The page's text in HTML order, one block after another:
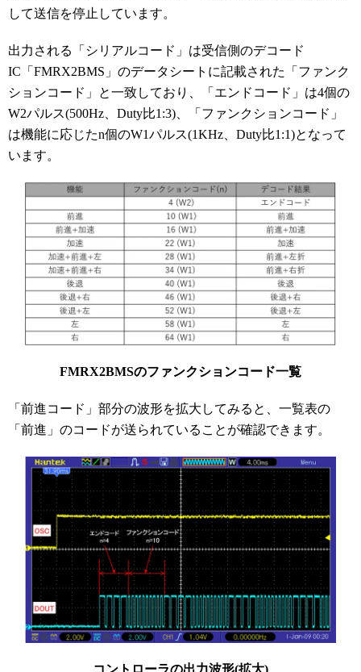
して送信を停止しています。
出力される「シリアルコード」は受信側のデコード
IC「FMRX2BMS」のデータシートに記載された「ファンク
ションコード」と一致しており、「エンドコード」は4個の
W2パルス(500Hz、Duty比1:3)、「ファンクションコード」
は機能に応じたn個のW1パルス(1KHz、Duty比1:1)となって
います。
FMRX2BMSのファンクションコード一覧
「前進コード」部分の波形を拡大してみると、一覧表の
「前進」のコードが送られていることが確認できます。
コントローラの出力波形(拡大)